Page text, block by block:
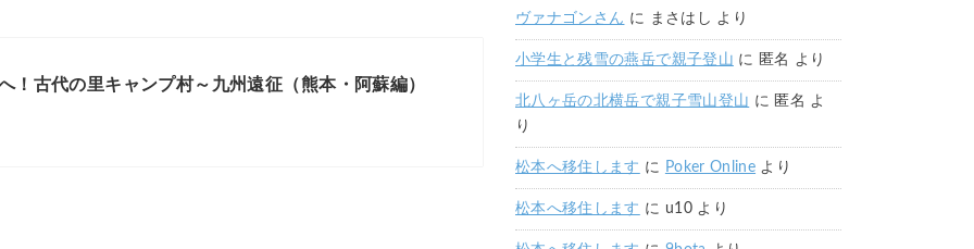
！古代の里キャンプ村～九州遠征（熊本・阿蘇編）
ヴァナゴンさん に まさはし より
小学生と残雪の燕岳で親子登山 に 匿名 より
北八ヶ岳の北横岳で親子雪山登山 に 匿名 よ
り
松本へ移住します に Poker Online より
松本へ移住します に u10より